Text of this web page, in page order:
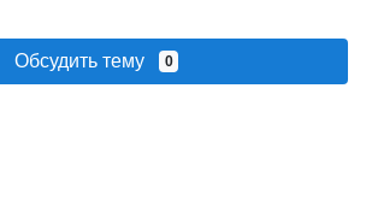
Обсудить тему 0